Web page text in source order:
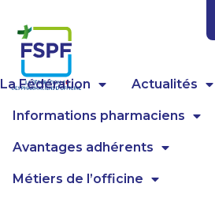
La Fédération Actualités
Informations pharmaciens
Avantages adhérents
Métiers de l’officine